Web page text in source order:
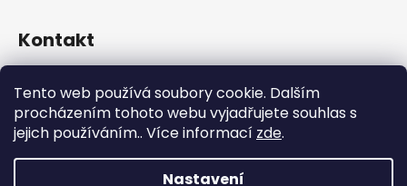
Tento web používá soubory cookie. Dalším
procházením tohoto webu vyjadřujete souhlas s
jejich používáním.. Více informací zde.
Nastavení
Kontakt
+420 222 316 990
https://www.facebook.com/cskarlin